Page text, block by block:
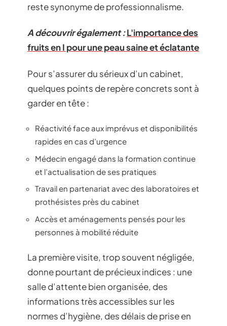
reste synonyme de professionnalisme.
A découvrir également :L'importance des
fruits en I pour une peau saine et éclatante
Pour s’assurer du sérieux d’un cabinet,
quelques points de repère concrets sont à
garder en tête :
Réactivité face aux imprévus et disponibilités
rapides en cas d’urgence
Médecin engagé dans la formation continue
et l’actualisation de ses pratiques
Travail en partenariat avec des laboratoires et
prothésistes près du cabinet
Accès et aménagements pensés pour les
personnes à mobilité réduite
La première visite, trop souvent négligée,
donne pourtant de précieux indices : une
salle d’attente bien organisée, des
informations très accessibles sur les
normes d’hygiène, des délais de prise en